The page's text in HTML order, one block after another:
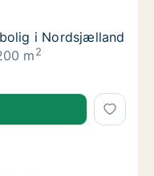
i Nordsjælland
i Nordsjælland
i Nordsjælland
m2
i Nordsjælland
i Køge